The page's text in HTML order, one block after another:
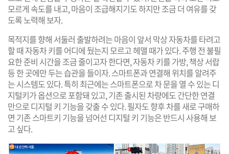
모르게 속도를 내고, 마음이 조급해지기도 하지만 조금 더 여유를 갖
도록 노력해 보자.
목적지를 향해 서둘러 출발하려는 마음이 앞서 막상 자동차를 타려고
할 때 자동차 키를 어디에 뒀는지 모르고 헤맬 때가 있다. 주행 전 불필
요한 준비 시간을 조금 줄이고자 한다면, 자동차 키를 가방, 책상 서랍
등 한 곳에만 두는 습관을 들이자. 스마트폰과 연결해 위치를 알려주
는 시스템도 있다. 특히 최근에는 스마트폰으로 차 문을 열 수 있는 디
지털키가 옵션으로 포함돼 있고, 기존 출시된 차량에도 간단한 연결
만으로 디지털 키 기능을 갖출 수 있다. 필자도 향후 차를 새로 구매하
면 기존 스마트키 기능을 넘어선 디지털 키 기능은 반드시 사용해 보
고 싶다. ​